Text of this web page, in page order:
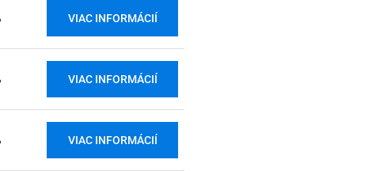
VIAC INFORMÁCIÍ
VIAC INFORMÁCIÍ
VIAC INFORMÁCIÍ